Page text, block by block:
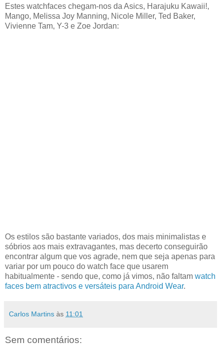
Estes watchfaces chegam-nos da Asics, Harajuku Kawaii!,
Mango, Melissa Joy Manning, Nicole Miller, Ted Baker,
Vivienne Tam, Y-3 e Zoe Jordan:
Os estilos são bastante variados, dos mais minimalistas e
sóbrios aos mais extravagantes, mas decerto conseguirão
encontrar algum que vos agrade, nem que seja apenas para
variar por um pouco do watch face que usarem
habitualmente - sendo que, como já vimos, não faltam watch
faces bem atractivos e versáteis para Android Wear.
Carlos Martins às 11:01
Sem comentários: